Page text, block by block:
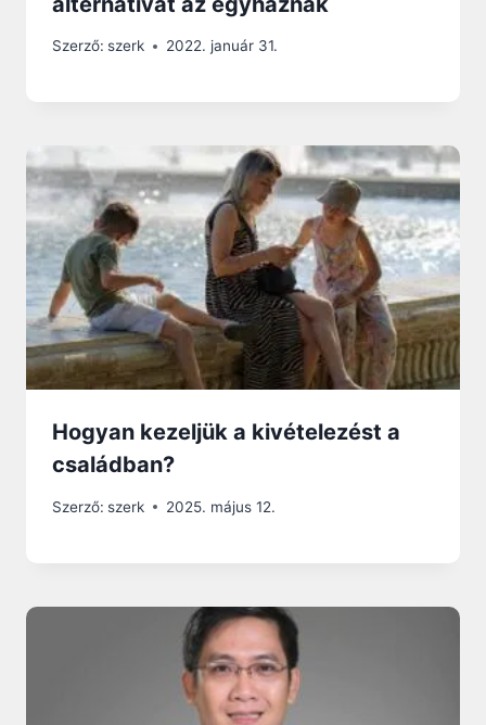
Szerző: szerk 2022. január 31.
Hogyan kezeljük a kivételezést a
családban?
Szerző: szerk 2025. május 12.